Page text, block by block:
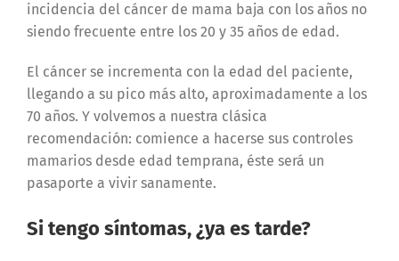
incidencia del cáncer de mama baja con los años no
siendo frecuente entre los 20 y 35 años de edad.
El cáncer se incrementa con la edad del paciente,
llegando a su pico más alto, aproximadamente a los
70 años. Y volvemos a nuestra clásica
recomendación: comience a hacerse sus controles
mamarios desde edad temprana, éste será un
pasaporte a vivir sanamente.
Si tengo síntomas, ¿ya es tarde?